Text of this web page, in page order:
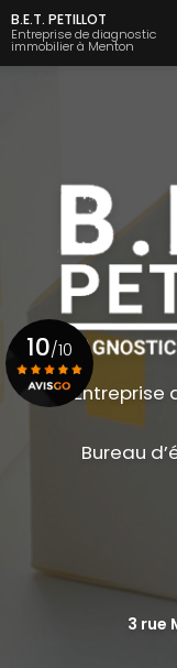
Aller
au
contenu
principal
B.E.T. PETILLOT
Entreprise de diagnostic
immobilier à Menton
Entreprise
Bureau
3 rue
10/10
Voir le certificat